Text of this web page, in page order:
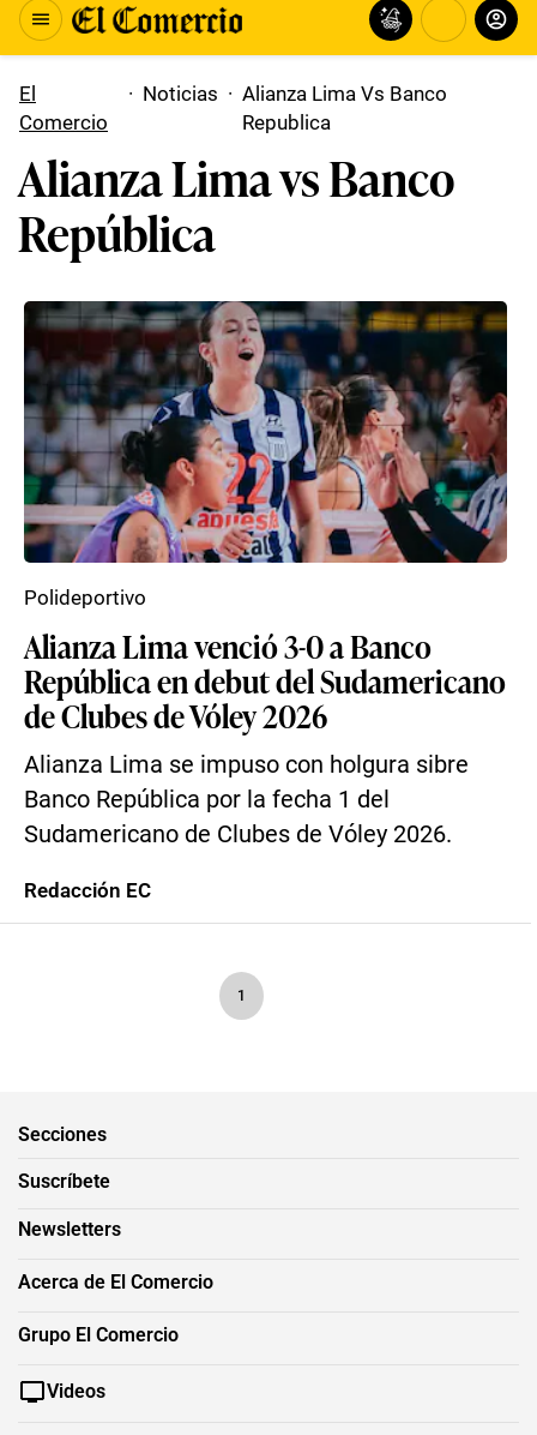
El
Comercio
· Noticias · Alianza Lima Vs Banco
Republica
Alianza Lima vs Banco
República
Alianza Lima venció 3-0 a Banco
República en debut del Sudamericano
de Clubes de Vóley 2026
Alianza Lima se impuso con holgura sibre
Banco República por la fecha 1 del
Sudamericano de Clubes de Vóley 2026.
Polideportivo
Redacción EC
1
Secciones
Suscríbete
Newsletters
Acerca de El Comercio
Grupo El Comercio
Videos